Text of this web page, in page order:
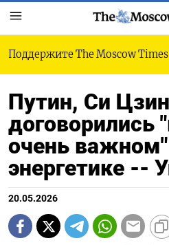
Поддержите The Moscow Times
Путин, Си
договорились
очень
энергетике --
20.05.2026